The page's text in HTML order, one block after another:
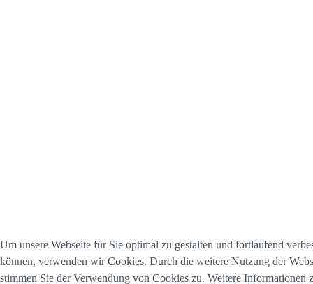
Um unsere Webseite für Sie optimal zu gestalten und fortlaufend
können, verwenden wir Cookies. Durch die weitere Nutzung der
stimmen Sie der Verwendung von Cookies zu. Weitere Informationen